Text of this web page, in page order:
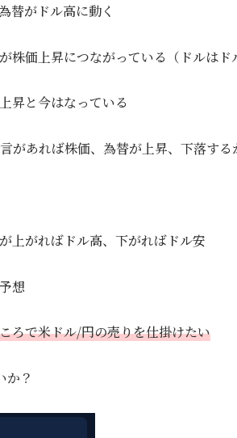
替がドル高に動く
株価上昇につながっている（ドルはド
昇と今はなっている
があれば株価、為替が上昇、下落する
上がればドル高、下がればドル安
想
ろで米ドル/円の売りを仕掛けたい
か？